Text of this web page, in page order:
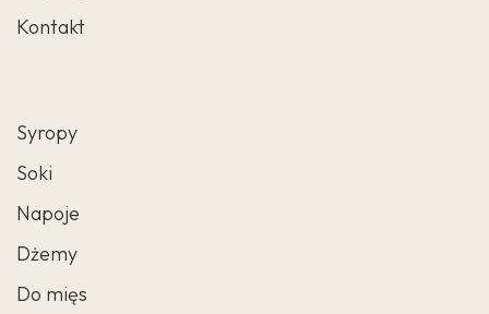
Kontakt
Syropy
Soki
Napoje
Dżemy
Do mięs